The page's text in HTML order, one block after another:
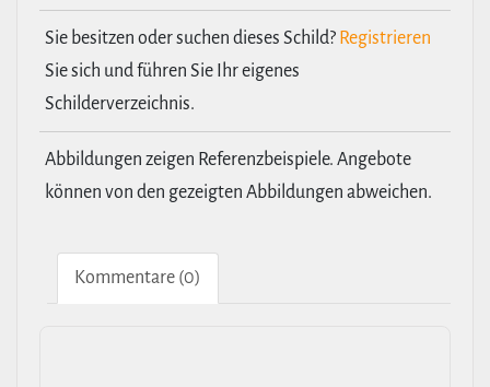
Sie besitzen oder suchen dieses Schild? Registrieren
Sie sich und führen Sie Ihr eigenes
Schilderverzeichnis.
Abbildungen zeigen Referenzbeispiele. Angebote
können von den gezeigten Abbildungen abweichen.
Kom­men­tare (0)